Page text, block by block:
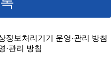
보처리기기 운영·관리 방침
·관리 방침